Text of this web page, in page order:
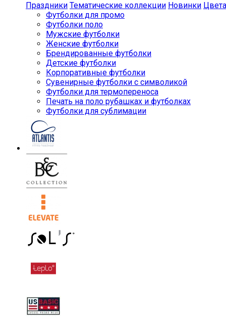
Праздники Тематические коллекции Новинки Цвета
Футболки для промо
Футболки поло
Мужские футболки
Женские футболки
Брендированные футболки
Детские футболки
Корпоративные футболки
Сувенирные футболки с символикой
Футболки для термопереноса
Печать на поло рубашках и футболках
Футболки для сублимации